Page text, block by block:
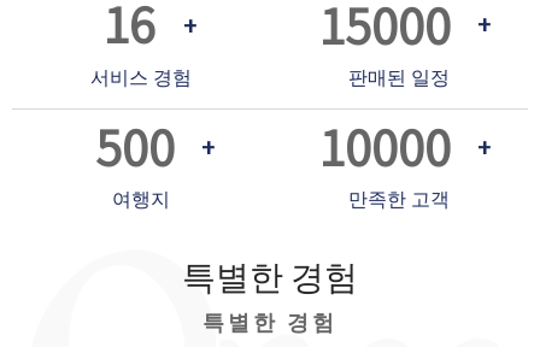
16 +
서비스 경험
15000 +
판매된 일정
500 +
여행지
10000 +
만족한 고객
특별한 경험
특별한 경험